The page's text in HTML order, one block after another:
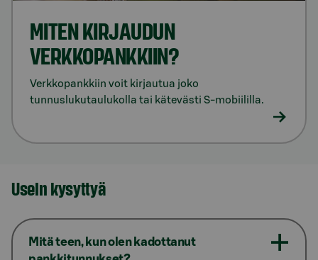
MITEN KIRJAUDUN
VERKKOPANKKIIN?
Verkkopankkiin voit kirjautua joko
tunnuslukutaulukolla tai kätevästi S-mobiililla.
Usein kysyttyä
Mitä teen, kun olen kadottanut